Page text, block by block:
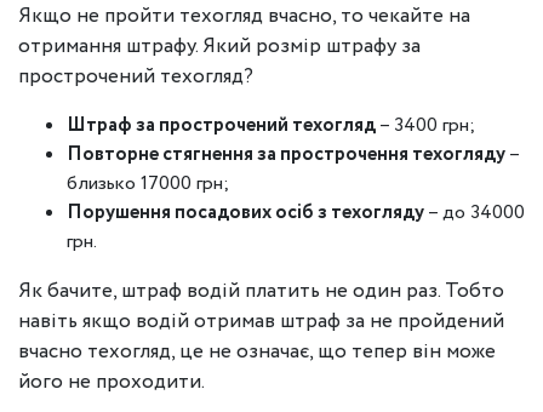
Якщо не пройти техогляд вчасно, то чекайте на
отримання штрафу. Який розмір штрафу за
прострочений техогляд?
Штраф за прострочений техогляд– 3400 грн;
Повторне стягнення за прострочення техогляду–
близько 17000 грн;
Порушення посадових осіб з техогляду– до 34000
грн.
Як бачите, штраф водій платить не один раз. Тобто
навіть якщо водій отримав штраф за не пройдений
вчасно техогляд, це не означає, що тепер він може
його не проходити.